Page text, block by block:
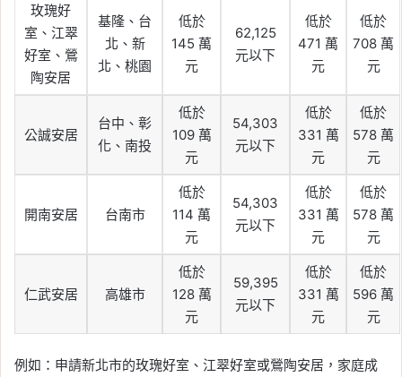
玫瑰好
室、江翠
好室、鶯
陶安居
基隆、台
北、新
北、桃園
低於
145 萬
元
62,125
元以下
低於
471 萬
元
低於
708 萬
元
公誠安居
台中、彰
化、南投
低於
109 萬
元
54,303
元以下
低於
331 萬
元
低於
578 萬
元
開南安居 台南市
低於
114 萬
元
54,303
元以下
低於
331 萬
元
低於
578 萬
元
仁武安居 高雄市
低於
128 萬
元
59,395
元以下
低於
331 萬
元
低於
596 萬
元
例如：申請新北市的玫瑰好室、江翠好室或鶯陶安居，家庭成